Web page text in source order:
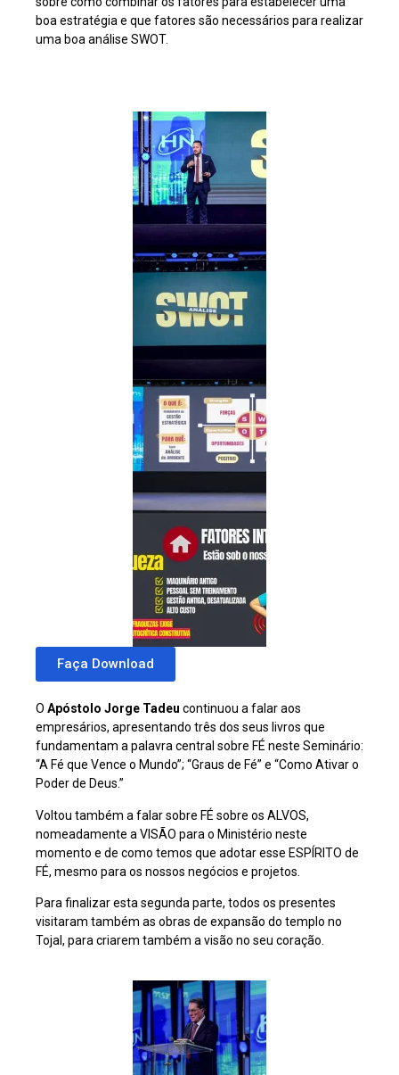
boa estratégia e que fatores são necessários para realizar
uma boa análise SWOT.
Faça Download
O Apóstolo Jorge Tadeu continuou a falar aos
empresários, apresentando três dos seus livros que
fundamentam a palavra central sobre FÉ neste Seminário:
“A Fé que Vence o Mundo”; “Graus de Fé” e “Como Ativar o
Poder de Deus.”
Voltou também a falar sobre FÉ sobre os ALVOS,
nomeadamente a VISÃO para o Ministério neste
momento e de como temos que adotar esse ESPÍRITO de
FÉ, mesmo para os nossos negócios e projetos.
Para finalizar esta segunda parte, todos os presentes
visitaram também as obras de expansão do templo no
Tojal, para criarem também a visão no seu coração.